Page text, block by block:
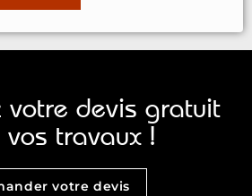
votre devis gratuit
vos travaux !
votre devis